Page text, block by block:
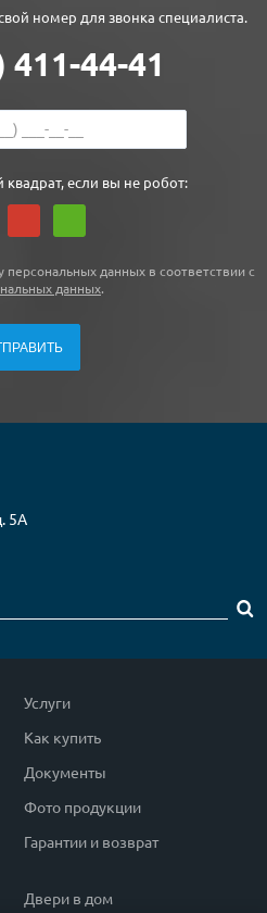
номер для звонка специалиста.
411-44-41
если вы не робот:
персональных данных в соответствии с
данных.
5А
Услуги
Как купить
Документы
Фото продукции
Гарантии и возврат
Двери в дом